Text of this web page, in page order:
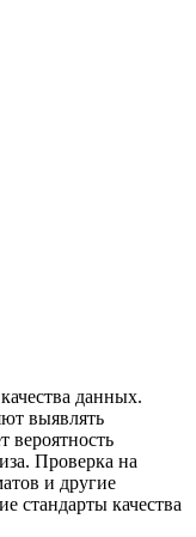
данных.
выявлять
вероятность
Проверка на
и другие
стандарты качества